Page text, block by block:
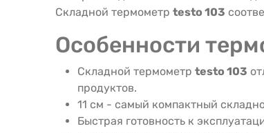
Складной термометр testo 103
Особенности
Складной термометр testo 103
продуктов.
11 см - самый компактный
Быстрая готовность к